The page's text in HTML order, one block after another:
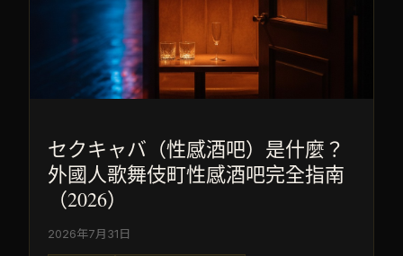
セクキャバ（性感酒吧）是什麼？
外國人歌舞伎町性感酒吧完全指南
（2026）
2026年7月31日